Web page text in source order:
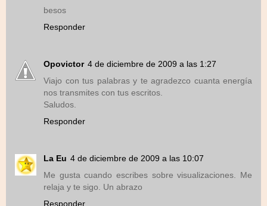
besos
Responder
Opovictor 4 de diciembre de 2009 a las 1:27
Viajo con tus palabras y te agradezco cuanta energía
nos transmites con tus escritos.
Saludos.
Responder
La Eu 4 de diciembre de 2009 a las 10:07
Me gusta cuando escribes sobre visualizaciones. Me
relaja y te sigo. Un abrazo
Responder